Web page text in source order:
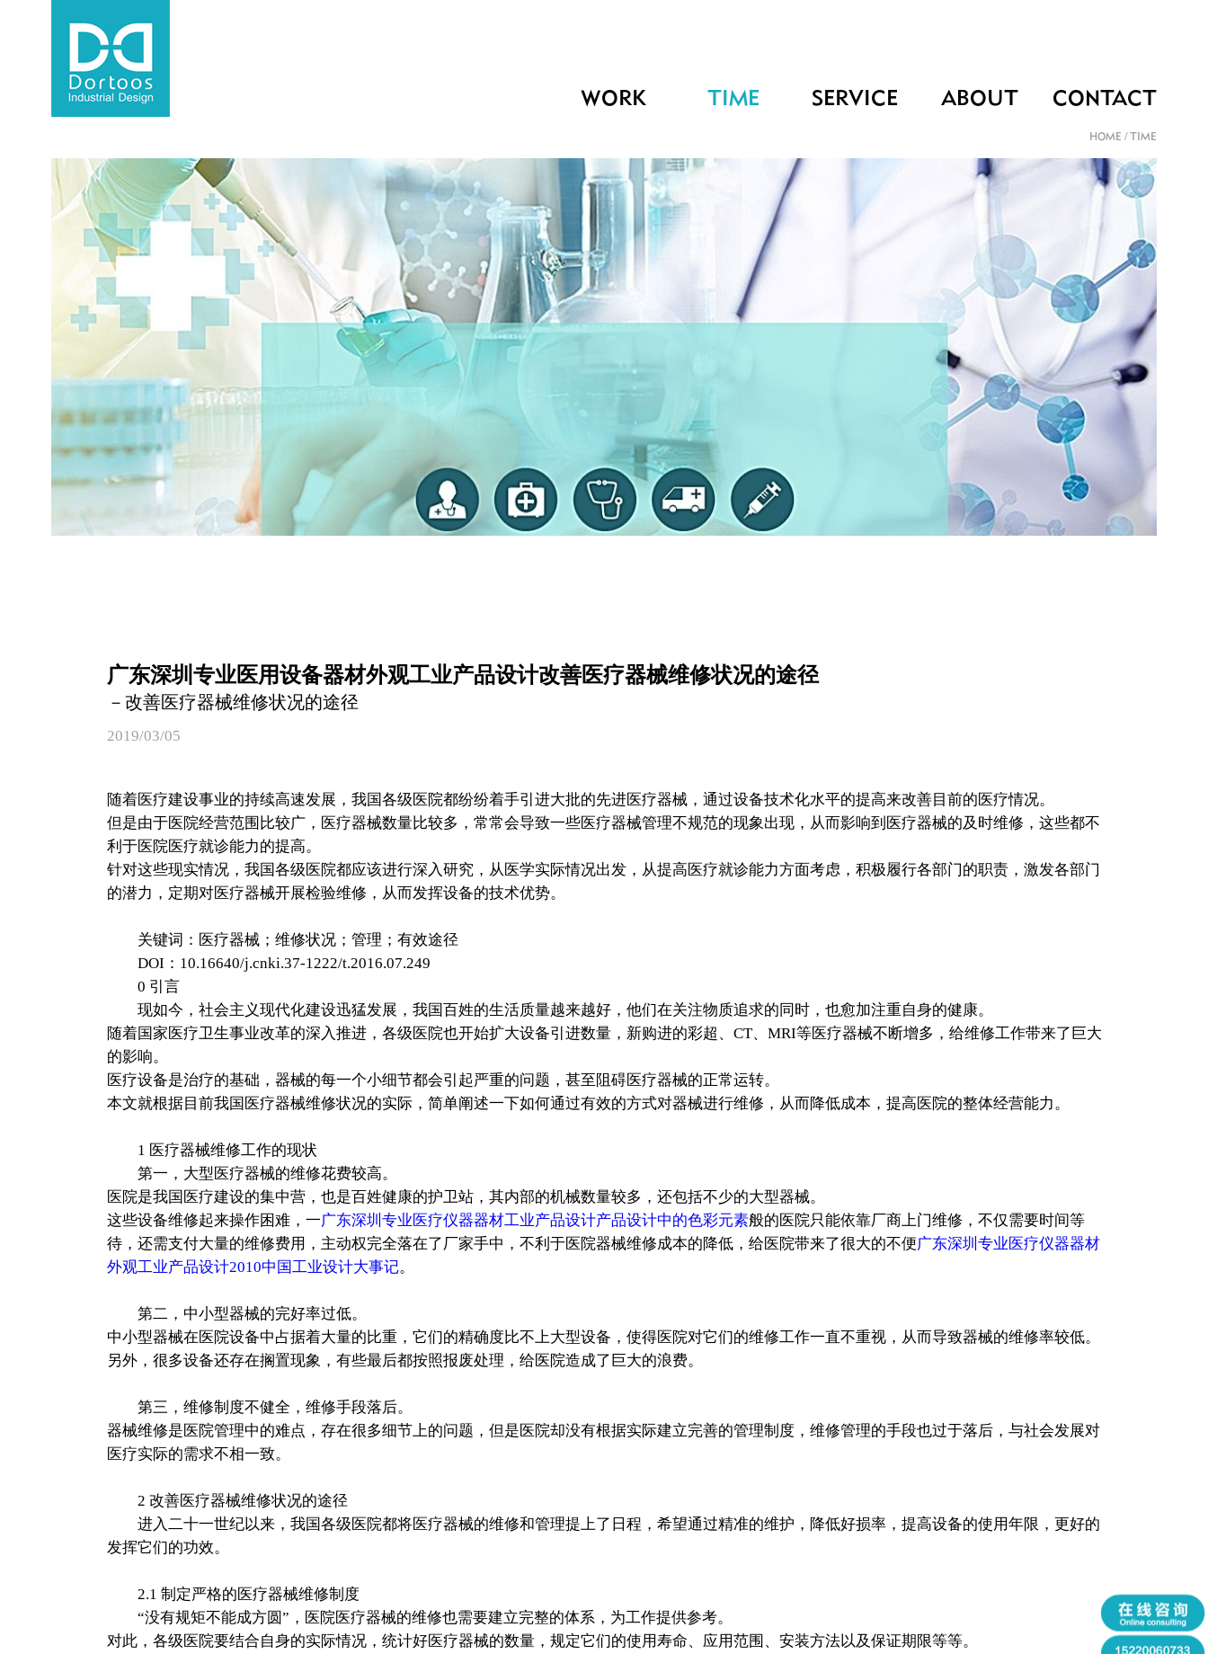
WORK TIME SERVICE ABOUT CONTACT
HOME / TIME
广东深圳专业医用设备器材外观工业产品设计改善医疗器械维修状况的途径
－改善医疗器械维修状况的途径
2019/03/05
随着医疗建设事业的持续高速发展，我国各级医院都纷纷着手引进大批的先进医疗器械，通过设备技术化水平的提高来改善目前的医疗情况。
但是由于医院经营范围比较广，医疗器械数量比较多，常常会导致一些医疗器械管理不规范的现象出现，从而影响到医疗器械的及时维修，这些都不
利于医院医疗就诊能力的提高。
针对这些现实情况，我国各级医院都应该进行深入研究，从医学实际情况出发，从提高医疗就诊能力方面考虑，积极履行各部门的职责，激发各部门
的潜力，定期对医疗器械开展检验维修，从而发挥设备的技术优势。
关键词：医疗器械；维修状况；管理；有效途径
DOI：10.16640/j.cnki.37-1222/t.2016.07.249
0 引言
现如今，社会主义现代化建设迅猛发展，我国百姓的生活质量越来越好，他们在关注物质追求的同时，也愈加注重自身的健康。
随着国家医疗卫生事业改革的深入推进，各级医院也开始扩大设备引进数量，新购进的彩超、CT、MRI等医疗器械不断增多，给维修工作带来了巨大
的影响。
医疗设备是治疗的基础，器械的每一个小细节都会引起严重的问题，甚至阻碍医疗器械的正常运转。
本文就根据目前我国医疗器械维修状况的实际，简单阐述一下如何通过有效的方式对器械进行维修，从而降低成本，提高医院的整体经营能力。
1 医疗器械维修工作的现状
第一，大型医疗器械的维修花费较高。
医院是我国医疗建设的集中营，也是百姓健康的护卫站，其内部的机械数量较多，还包括不少的大型器械。
这些设备维修起来操作困难，一广东深圳专业医疗仪器器材工业产品设计产品设计中的色彩元素般的医院只能依靠厂商上门维修，不仅需要时间等
待，还需支付大量的维修费用，主动权完全落在了厂家手中，不利于医院器械维修成本的降低，给医院带来了很大的不便广东深圳专业医疗仪器器材
外观工业产品设计2010中国工业设计大事记。
第二，中小型器械的完好率过低。
中小型器械在医院设备中占据着大量的比重，它们的精确度比不上大型设备，使得医院对它们的维修工作一直不重视，从而导致器械的维修率较低。
另外，很多设备还存在搁置现象，有些最后都按照报废处理，给医院造成了巨大的浪费。
第三，维修制度不健全，维修手段落后。
器械维修是医院管理中的难点，存在很多细节上的问题，但是医院却没有根据实际建立完善的管理制度，维修管理的手段也过于落后，与社会发展对
医疗实际的需求不相一致。
2 改善医疗器械维修状况的途径
进入二十一世纪以来，我国各级医院都将医疗器械的维修和管理提上了日程，希望通过精准的维护，降低好损率，提高设备的使用年限，更好的
发挥它们的功效。
2.1 制定严格的医疗器械维修制度
“没有规矩不能成方圆”，医院医疗器械的维修也需要建立完整的体系，为工作提供参考。
对此，各级医院要结合自身的实际情况，统计好医疗器械的数量，规定它们的使用寿命、应用范围、安装方法以及保证期限等等。